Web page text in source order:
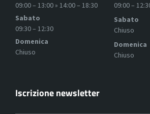
09:00 – 13:00 » 14:00 – 18:30
Sabato
09:30 – 12:30
Domenica
Chiuso
09:00 –
Sabato
Chiuso
Domenica
Chiuso
Iscrizione newsletter